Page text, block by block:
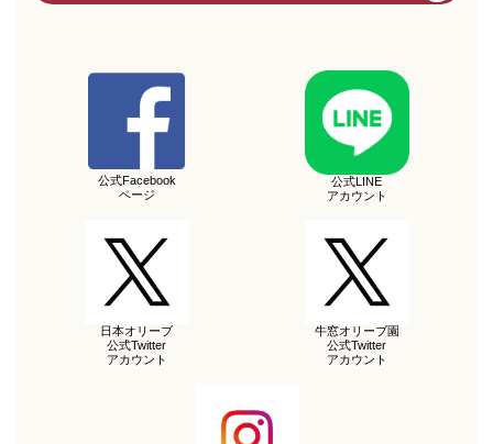
公式Facebook
ページ
公式LINE
アカウント
日本オリーブ
公式Twitter
アカウント
牛窓オリーブ園
公式Twitter
アカウント